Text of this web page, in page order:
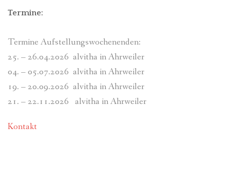
Termine:
Termine Aufstellungswochenenden:
25. – 26.04.2026 alvitha in Ahrweiler
04. – 05.07.2026 alvitha in Ahrweiler
19. – 20.09.2026 alvitha in Ahrweiler
21. – 22.11.2026 alvitha in Ahrweiler
Kontakt